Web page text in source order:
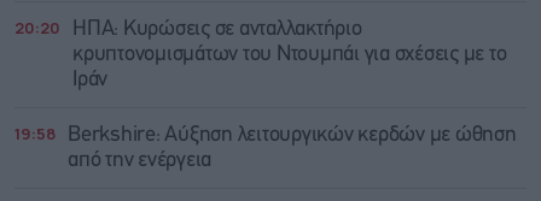
20:20
ΗΠΑ: Κυρώσεις σε ανταλλακτήριο
κρυπτονομισμάτων του Ντουμπάι για σχέσεις με το
Ιράν
19:58
Berkshire: Αύξηση λειτουργικών κερδών με ώθηση
από την ενέργεια